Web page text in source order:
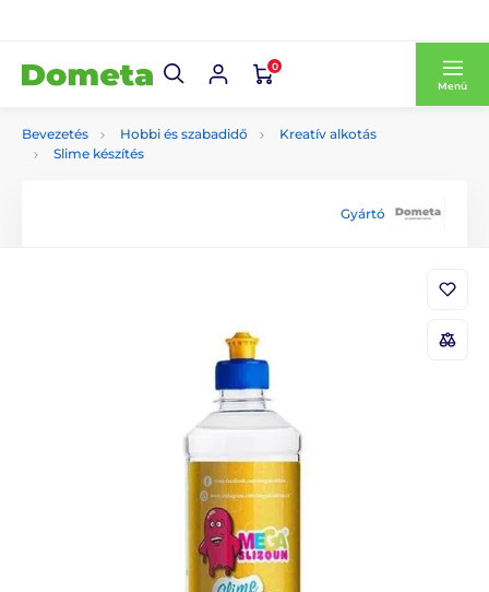
0
Menü
Bevezetés Hobbi és szabadidő
Kreatív alkotás
Slime készítés
Gyártó